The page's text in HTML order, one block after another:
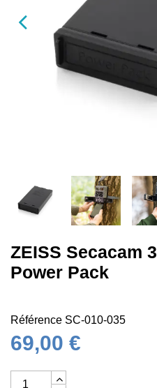
ZEISS Secacam 3
Power Pack
Référence SC-010-035
69,00 €